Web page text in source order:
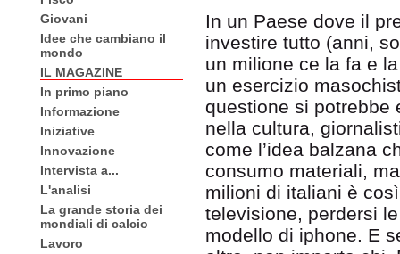
Giovani
Idee che cambiano il
mondo
IL MAGAZINE
In primo piano
Informazione
Iniziative
Innovazione
Intervista a...
L'analisi
La grande storia dei
mondiali di calcio
Lavoro
In un Paese dove il
investire tutto (anni,
un milione ce la fa e
un esercizio
questione si potrebbe
nella cultura,
come l’idea balzana
consumo materiali,
milioni di italiani è
televisione, perdersi
modello di iphone. E